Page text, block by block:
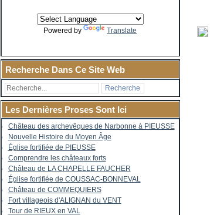
Powered by Translate
Recherche Dans Ce Site Web
Les Dernières Proses Sont Ici
Château des archevêques de Narbonne à PIEUSSE
Nouvelle Histoire du Moyen Âge
Église fortifiée de PIEUSSE
Comprendre les châteaux forts
Château de LA CHAPELLE FAUCHER
Église fortifiée de COUSSAC-BONNEVAL
Château de COMMEQUIERS
Fort villageois d'ALIGNAN du VENT
Tour de RIEUX en VAL